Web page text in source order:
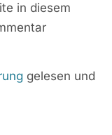
in diesem
gelesen und